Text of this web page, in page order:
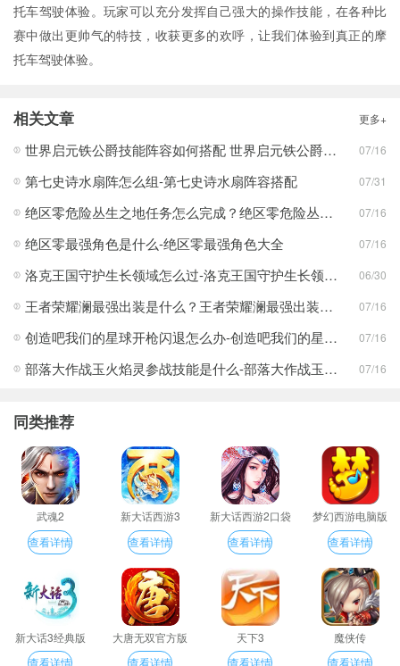
托车驾驶体验。玩家可以充分发挥自己强大的操作技能，在各种比
赛中做出更帅气的特技，收获更多的欢呼，让我们体验到真正的摩
托车驾驶体验。
相关文章 更多+
世界启元铁公爵技能阵容如何搭配 世界启元铁公爵技能阵容搭配合集 07/16
第七史诗水扇阵怎么组-第七史诗水扇阵容搭配 07/31
绝区零危险丛生之地任务怎么完成？绝区零危险丛生之地任务完成攻略 07/16
绝区零最强角色是什么-绝区零最强角色大全 07/16
洛克王国守护生长领域怎么过-洛克王国守护生长领域通关攻略 06/30
王者荣耀澜最强出装是什么？王者荣耀澜最强出装分享 07/16
创造吧我们的星球开枪闪退怎么办-创造吧我们的星球开枪闪退合集 07/16
部落大作战玉火焰灵参战技能是什么-部落大作战玉火焰灵参战技能合集 07/16
同类推荐
武魂2
查看详情
新大话西游3
查看详情
新大话西游2口袋
版
查看详情
梦幻西游电脑版
查看详情
新大话3经典版
查看详情
大唐无双官方版
查看详情
天下3
查看详情
魔侠传
查看详情